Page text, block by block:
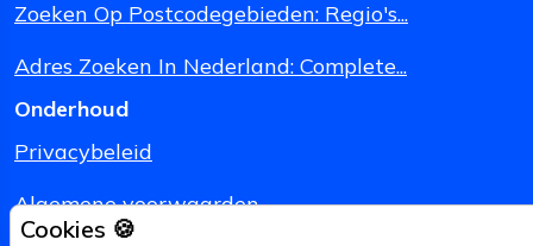
Cookies 🍪
Zoeken Op Postcodegebieden: Regio's...
Adres Zoeken In Nederland: Complete...
Onderhoud
Privacybeleid
Algemene voorwaarden